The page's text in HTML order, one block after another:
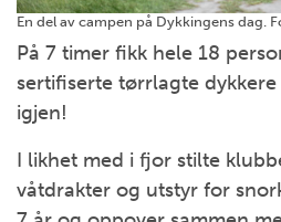
En del av campen på Dykkingens dag.
På 7 timer fikk hele 18
sertifiserte tørrlagte
igjen!
I likhet med i fjor stilte
våtdrakter og utstyr for